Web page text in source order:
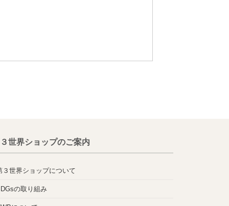
世界ショップのご案内
３世界ショップについて
の取り組み